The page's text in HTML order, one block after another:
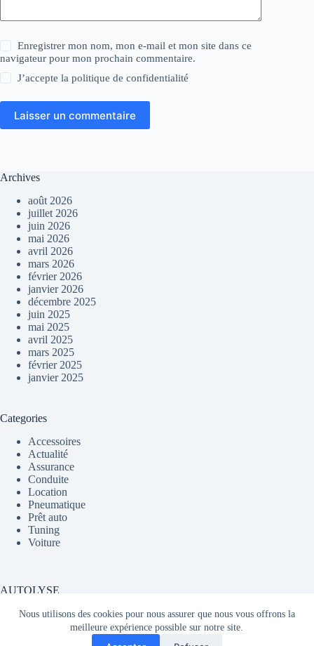
Nous utilisons des cookies pour nous assurer que nous vous offrons la
meilleure expérience possible sur notre site.
Enregistrer mon nom, mon e-mail et mon site dans ce
navigateur pour mon prochain commentaire.
J’accepte lapolitique de confidentialité
Laisser un commentaire
Archives
août 2026
juillet 2026
juin 2026
mai 2026
avril 2026
mars 2026
février 2026
janvier 2026
décembre 2025
juin 2025
mai 2025
avril 2025
mars 2025
février 2025
janvier 2025
Categories
Accessoires
Actualité
Assurance
Conduite
Location
Pneumatique
Prêt auto
Tuning
Voiture
AUTOLYSE
Média partageant du contenu sur l'actualité automobile en